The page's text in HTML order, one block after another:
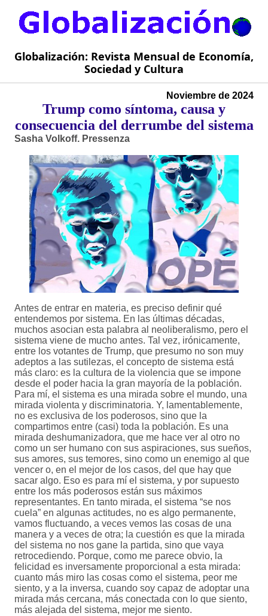
Globalización: Revista Mensual de Economía,
Sociedad y Cultura
Noviembre de 2024
Trump como síntoma, causa y
consecuencia del derrumbe del sistema
Sasha Volkoff. Pressenza
Antes de entrar en materia, es preciso definir qué
entendemos por sistema. En las últimas décadas,
muchos asocian esta palabra al neoliberalismo, pero el
sistema viene de mucho antes. Tal vez, irónicamente,
entre los votantes de Trump, que presumo no son muy
adeptos a las sutilezas, el concepto de sistema está
más claro: es la cultura de la violencia que se impone
desde el poder hacia la gran mayoría de la población.
Para mí, el sistema es una mirada sobre el mundo, una
mirada violenta y discriminatoria. Y, lamentablemente,
no es exclusiva de los poderosos, sino que la
compartimos entre (casi) toda la población. Es una
mirada deshumanizadora, que me hace ver al otro no
como un ser humano con sus aspiraciones, sus sueños,
sus amores, sus temores, sino como un enemigo al que
vencer o, en el mejor de los casos, del que hay que
sacar algo. Eso es para mí el sistema, y por supuesto
entre los más poderosos están sus máximos
representantes. En tanto mirada, el sistema “se nos
cuela” en algunas actitudes, no es algo permanente,
vamos fluctuando, a veces vemos las cosas de una
manera y a veces de otra; la cuestión es que la mirada
del sistema no nos gane la partida, sino que vaya
retrocediendo. Porque, como me parece obvio, la
felicidad es inversamente proporcional a esta mirada:
cuanto más miro las cosas como el sistema, peor me
siento, y a la inversa, cuando soy capaz de adoptar una
mirada más cercana, más conectada con lo que siento,
más alejada del sistema, mejor me siento.